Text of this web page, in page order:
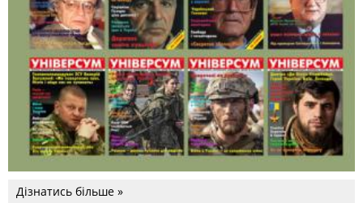
Дізнатись більше »